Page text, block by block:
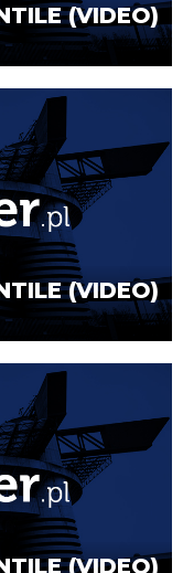
(VIDEO)
(VIDEO)
(VIDEO)